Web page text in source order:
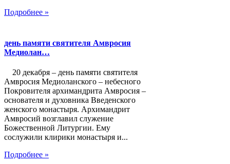
Подробнее »
день памяти святителя Амвросия
Медиолан…
20 декабря – день памяти святителя
Амвросия Медиоланского – небесного
Покровителя архимандрита Амвросия –
основателя и духовника Введенского
женского монастыря. Архимандрит
Амвросий возглавил служение
Божественной Литургии. Ему
сослужили клирики монастыря и...
Подробнее »